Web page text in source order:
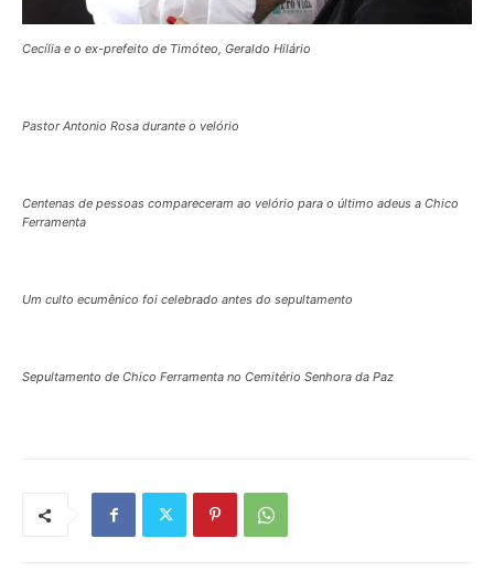
Cecília e o ex-prefeito de Timóteo, Geraldo Hilário
Pastor Antonio Rosa durante o velório
Centenas de pessoas compareceram ao velório para o último adeus a Chico
Ferramenta
Um culto ecumênico foi celebrado antes do sepultamento
Sepultamento de Chico Ferramenta no Cemitério Senhora da Paz